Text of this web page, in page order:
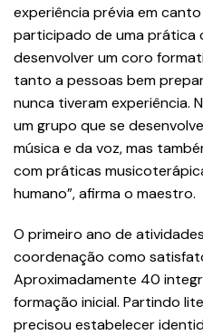
experiência prévia em
participado de uma prática
desenvolver um coro
tanto a pessoas bem
nunca tiveram experiência.
um grupo que se
música e da voz, mas
com práticas
humano”, afirma o maestro.
O primeiro ano de
coordenação como
Aproximadamente 40
formação inicial. Partindo
precisou estabelecer